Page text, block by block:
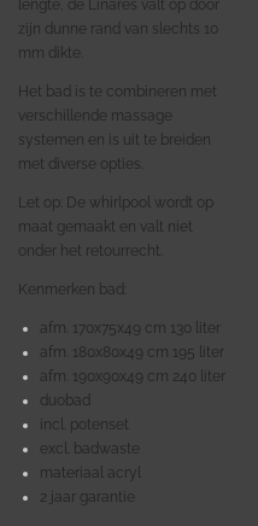
lengte, de Linares valt op door
zijn dunne rand van slechts 10
mm dikte.
Het bad is te combineren met
verschillende massage
systemen en is uit te breiden
met diverse opties.
Let op: De whirlpool wordt op
maat gemaakt en valt niet
onder het retourrecht.
Kenmerken bad:
afm. 170x75x49 cm 130 liter
afm. 180x80x49 cm 195 liter
afm. 190x90x49 cm 240 liter
duobad
incl. potenset
excl. badwaste
materiaal acryl
2 jaar garantie